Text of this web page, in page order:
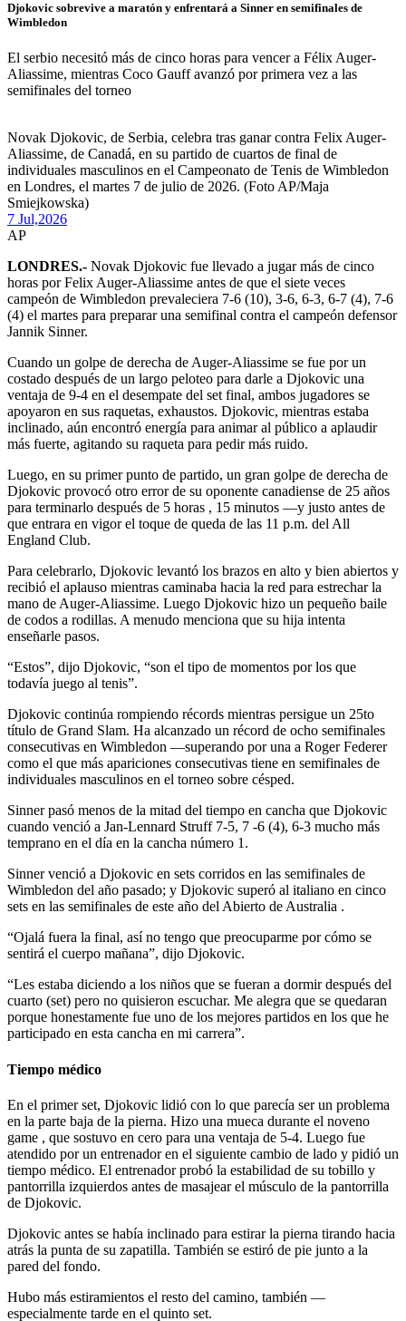
Djokovic sobrevive a maratón y enfrentará a Sinner en semifinales de
Wimbledon
El serbio necesitó más de cinco horas para vencer a Félix Auger-
Aliassime, mientras Coco Gauff avanzó por primera vez a las
semifinales del torneo
Novak Djokovic, de Serbia, celebra tras ganar contra Felix Auger-
Aliassime, de Canadá, en su partido de cuartos de final de
individuales masculinos en el Campeonato de Tenis de Wimbledon
en Londres, el martes 7 de julio de 2026. (Foto AP/Maja
Smiejkowska)
7 Jul,2026
AP
LONDRES.- Novak Djokovic fue llevado a jugar más de cinco
horas por Felix Auger-Aliassime antes de que el siete veces
campeón de Wimbledon prevaleciera 7-6 (10), 3-6, 6-3, 6-7 (4), 7-6
(4) el martes para preparar una semifinal contra el campeón defensor
Jannik Sinner.
Cuando un golpe de derecha de Auger-Aliassime se fue por un
costado después de un largo peloteo para darle a Djokovic una
ventaja de 9-4 en el desempate del set final, ambos jugadores se
apoyaron en sus raquetas, exhaustos. Djokovic, mientras estaba
inclinado, aún encontró energía para animar al público a aplaudir
más fuerte, agitando su raqueta para pedir más ruido.
Luego, en su primer punto de partido, un gran golpe de derecha de
Djokovic provocó otro error de su oponente canadiense de 25 años
para terminarlo después de 5 horas , 15 minutos —y justo antes de
que entrara en vigor el toque de queda de las 11 p.m. del All
England Club.
Para celebrarlo, Djokovic levantó los brazos en alto y bien abiertos y
recibió el aplauso mientras caminaba hacia la red para estrechar la
mano de Auger-Aliassime. Luego Djokovic hizo un pequeño baile
de codos a rodillas. A menudo menciona que su hija intenta
enseñarle pasos.
“Estos”, dijo Djokovic, “son el tipo de momentos por los que
todavía juego al tenis”.
Djokovic continúa rompiendo récords mientras persigue un 25to
título de Grand Slam. Ha alcanzado un récord de ocho semifinales
consecutivas en Wimbledon —superando por una a Roger Federer
como el que más apariciones consecutivas tiene en semifinales de
individuales masculinos en el torneo sobre césped.
Sinner pasó menos de la mitad del tiempo en cancha que Djokovic
cuando venció a Jan-Lennard Struff 7-5, 7 -6 (4), 6-3 mucho más
temprano en el día en la cancha número 1.
Sinner venció a Djokovic en sets corridos en las semifinales de
Wimbledon del año pasado; y Djokovic superó al italiano en cinco
sets en las semifinales de este año del Abierto de Australia .
“Ojalá fuera la final, así no tengo que preocuparme por cómo se
sentirá el cuerpo mañana”, dijo Djokovic.
“Les estaba diciendo a los niños que se fueran a dormir después del
cuarto (set) pero no quisieron escuchar. Me alegra que se quedaran
porque honestamente fue uno de los mejores partidos en los que he
participado en esta cancha en mi carrera”.
Tiempo médico
En el primer set, Djokovic lidió con lo que parecía ser un problema
en la parte baja de la pierna. Hizo una mueca durante el noveno
game , que sostuvo en cero para una ventaja de 5-4. Luego fue
atendido por un entrenador en el siguiente cambio de lado y pidió un
tiempo médico. El entrenador probó la estabilidad de su tobillo y
pantorrilla izquierdos antes de masajear el músculo de la pantorrilla
de Djokovic.
Djokovic antes se había inclinado para estirar la pierna tirando hacia
atrás la punta de su zapatilla. También se estiró de pie junto a la
pared del fondo.
Hubo más estiramientos el resto del camino, también —
especialmente tarde en el quinto set.